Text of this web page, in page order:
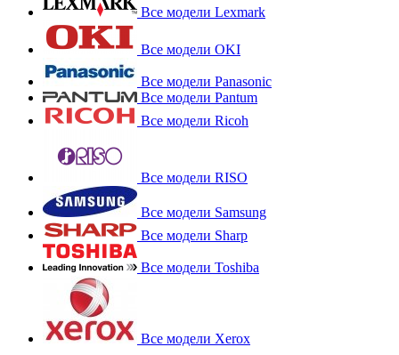
Все модели Lexmark
Все модели OKI
Все модели Panasonic
Все модели Pantum
Все модели Ricoh
Все модели RISO
Все модели Samsung
Все модели Sharp
Все модели Toshiba
Все модели Xerox